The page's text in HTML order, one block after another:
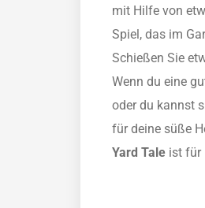
mit Hilfe von
Spiel, das im
Schießen Sie
Wenn du eine
oder du kannst
für deine süße
Yard Tale ist für